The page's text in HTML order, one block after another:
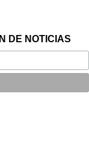
DE NOTICIAS